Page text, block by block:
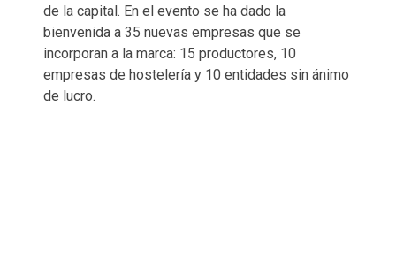
de la capital. En el evento se ha dado la
bienvenida a 35 nuevas empresas que se
incorporan a la marca: 15 productores, 10
empresas de hostelería y 10 entidades sin ánimo
de lucro.